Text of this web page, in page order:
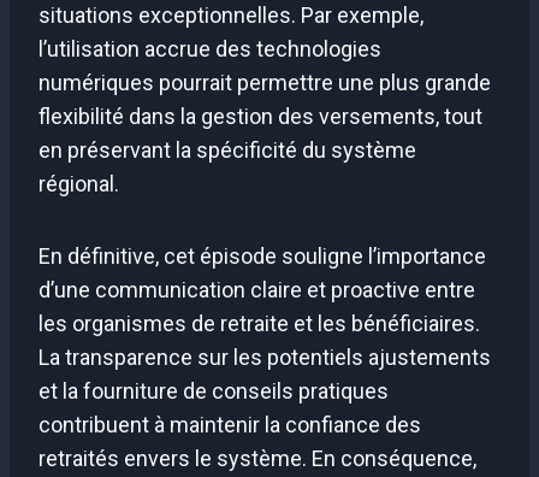
situations exceptionnelles. Par exemple,
l’utilisation accrue des technologies
numériques pourrait permettre une plus grande
flexibilité dans la gestion des versements, tout
en préservant la spécificité du système
régional.
En définitive, cet épisode souligne l’importance
d’une communication claire et proactive entre
les organismes de retraite et les bénéficiaires.
La transparence sur les potentiels ajustements
et la fourniture de conseils pratiques
contribuent à maintenir la confiance des
retraités envers le système. En conséquence,